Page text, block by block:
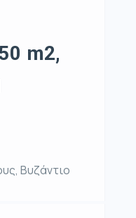
m2,
Βυζάντιο